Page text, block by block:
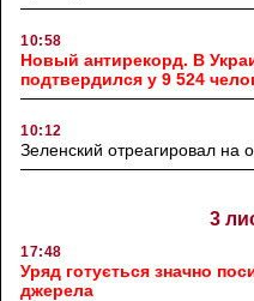
10:58
Новый антирекорд. В
подтвердился у 9 524
10:12
Зеленский отреагировал на
3
17:48
Уряд готується значно
джерела